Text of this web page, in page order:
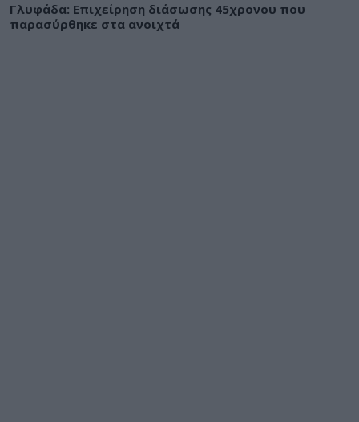
Γλυφάδα: Επιχείρηση διάσωσης 45χρονου που
παρασύρθηκε στα ανοιχτά